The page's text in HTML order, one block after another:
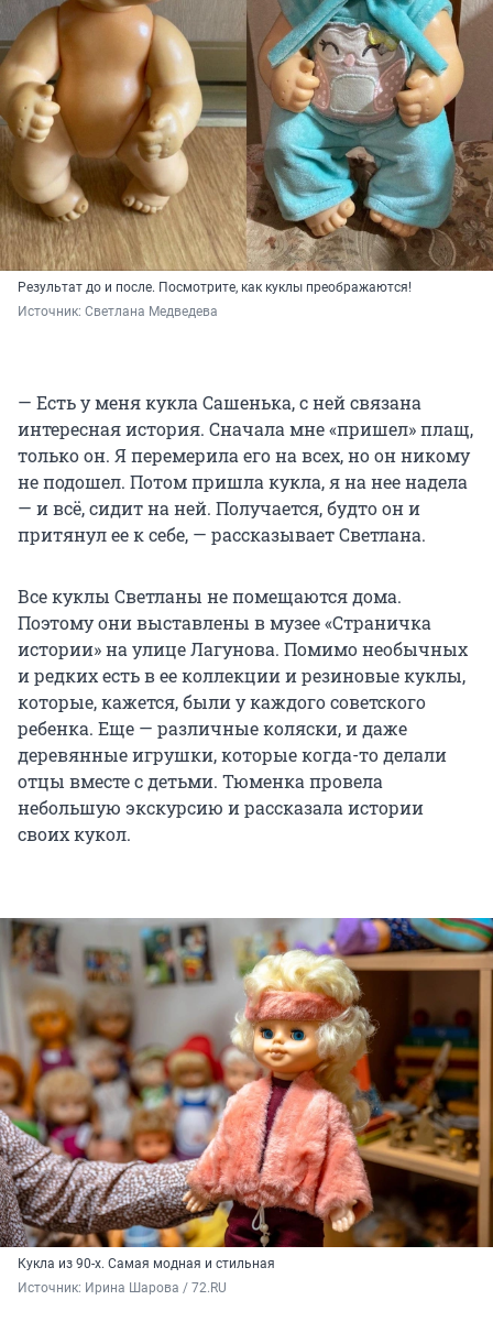
Результат до и после. Посмотрите, как куклы преображаются!
Источник: Светлана Медведева
— Есть у меня кукла Сашенька, с ней связана
интересная история. Сначала мне «пришел» плащ,
только он. Я перемерила его на всех, но он никому
не подошел. Потом пришла кукла, я на нее надела
— и всё, сидит на ней. Получается, будто он и
притянул ее к себе, — рассказывает Светлана.
Все куклы Светланы не помещаются дома.
Поэтому они выставлены в музее «Страничка
истории» на улице Лагунова. Помимо необычных
и редких есть в ее коллекции и резиновые куклы,
которые, кажется, были у каждого советского
ребенка. Еще — различные коляски, и даже
деревянные игрушки, которые когда-то делали
отцы вместе с детьми. Тюменка провела
небольшую экскурсию и рассказала истории
своих кукол.
Кукла из 90-х. Самая модная и стильная
Источник: Ирина Шарова / 72.RU